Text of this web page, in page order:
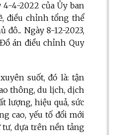
4-4-2022 của Ủy ban
điều chỉnh tổng thể
Ngày 8-12-2023,
án điều chỉnh Quy
suốt, đó là: tận
thông, du lịch, dịch
lượng, hiệu quả, sức
cao, yếu tố đổi mới
dựa trên nền tảng